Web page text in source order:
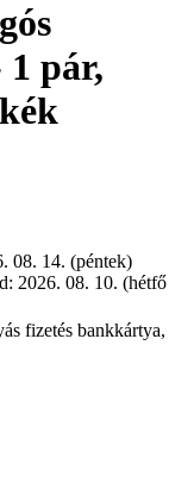
1 pár,
08. 14. (péntek)
2026. 08. 10. (hétfő
bankkártya,